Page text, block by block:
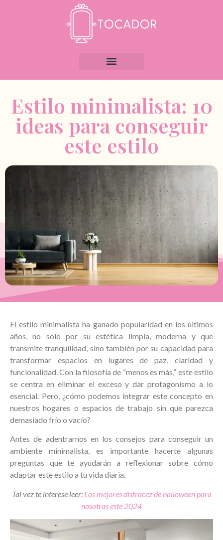
Estilo minimalista: 10
ideas para conseguir
este estilo
El estilo minimalista ha ganado popularidad en los últimos
años, no solo por su estética limpia, moderna y que
transmite tranquilidad, sino también por su capacidad para
transformar espacios en lugares de paz, claridad y
funcionalidad. Con la filosofía de “menos es más,” este estilo
se centra en eliminar el exceso y dar protagonismo a lo
esencial. Pero, ¿cómo podemos integrar este concepto en
nuestros hogares o espacios de trabajo sin que parezca
demasiado frío o vacío?
Antes de adentrarnos en los consejos para conseguir un
ambiente minimalista, es importante hacerte algunas
preguntas que te ayudarán a reflexionar sobre cómo
adaptar este estilo a tu vida diaria.
Tal vez te interese leer: Los mejores disfracez de halloween para
nosotras este 2024